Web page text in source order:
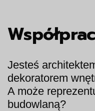
Jesteś
dekoratorem
A może
budowlaną?